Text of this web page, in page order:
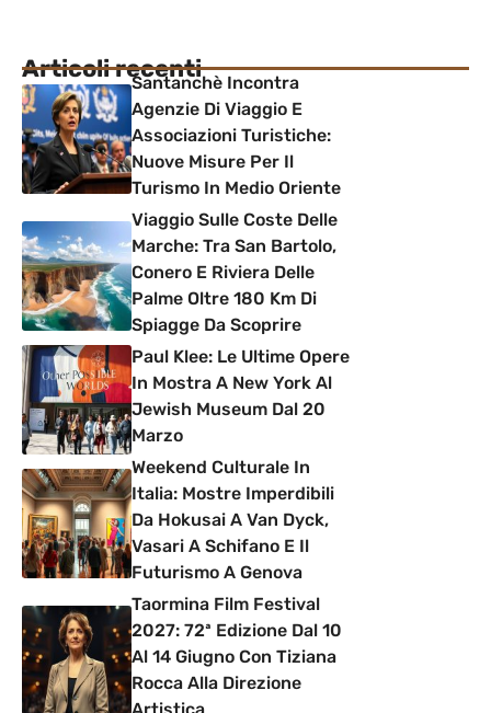
Articoli recentiSantanchè Incontra
Agenzie Di Viaggio E
Associazioni Turistiche:
Nuove Misure Per Il
Turismo In Medio Oriente
Viaggio Sulle Coste Delle
Marche: Tra San Bartolo,
Conero E Riviera Delle
Palme Oltre 180 Km Di
Spiagge Da Scoprire
Paul Klee: Le Ultime Opere
In Mostra A New York Al
Jewish Museum Dal 20
Marzo
Weekend Culturale In
Italia: Mostre Imperdibili
Da Hokusai A Van Dyck,
Vasari A Schifano E Il
Futurismo A Genova
Taormina Film Festival
2027: 72ª Edizione Dal 10
Al 14 Giugno Con Tiziana
Rocca Alla Direzione